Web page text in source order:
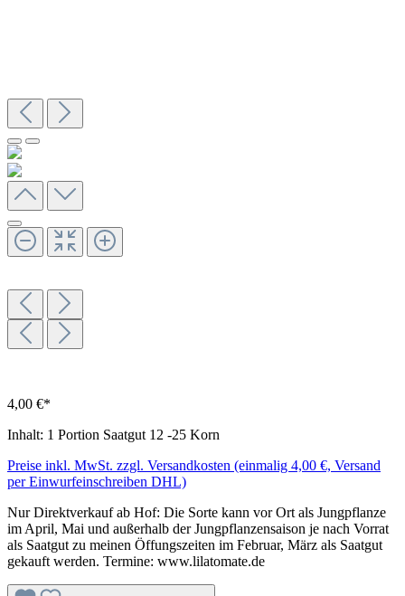
4,00 €*
Inhalt: 1 Portion Saatgut 12 -25 Korn
Preise inkl. MwSt. zzgl. Versandkosten (einmalig 4,00 €, Versand
per Einwurfeinschreiben DHL)
Nur Direktverkauf ab Hof: Die Sorte kann vor Ort als Jungpflanze
im April, Mai und außerhalb der Jungpflanzensaison je nach Vorrat
als Saatgut zu meinen Öffungszeiten im Februar, März als Saatgut
gekauft werden. Termine: www.lilatomate.de